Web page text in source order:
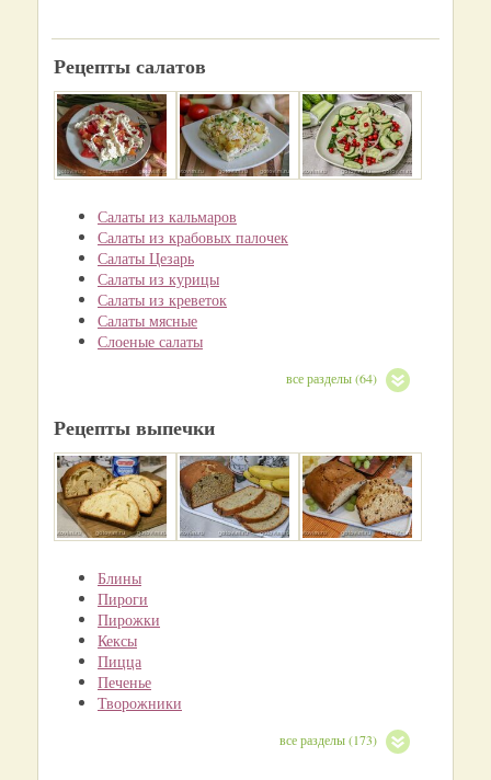
Рецепты салатов
Салаты из кальмаров
Салаты из крабовых палочек
Салаты Цезарь
Салаты из курицы
Салаты из креветок
Салаты мясные
Слоеные салаты
все разделы (64)
Рецепты выпечки
Блины
Пироги
Пирожки
Кексы
Пицца
Печенье
Творожники
все разделы (173)